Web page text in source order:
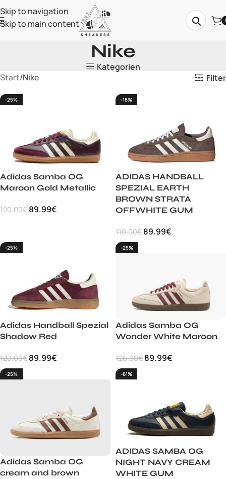
Skip to navigation
Skip to main content
Nike
Kategorien
Start Nike Filter
-25%
Adidas Samba OG
Maroon Gold Metallic
120.00€ 89.99€
-18%
ADIDAS HANDBALL
SPEZIAL EARTH
BROWN STRATA
OFFWHITE GUM
110.00€ 89.99€
-25%
Adidas Handball Spezial
Shadow Red
120.00€ 89.99€
-25%
Adidas Samba OG
Wonder White Maroon
120.00€ 89.99€
-25%
Adidas Samba OG
cream and brown
-61%
ADIDAS SAMBA OG
NIGHT NAVY CREAM
WHITE GUM